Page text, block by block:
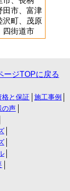
田市、富津
沢町、茂原
四街道市
ージTOPに戻る
格と保証
施工事例
の声